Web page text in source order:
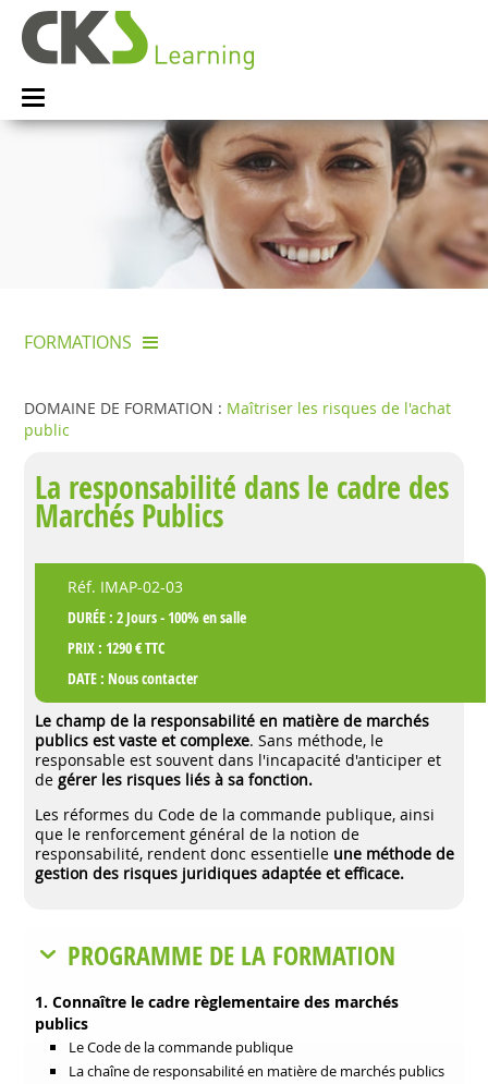
FORMATIONS
DOMAINE DE FORMATION : Maîtriser les risques de l'achat
public
La responsabilité dans le cadre des
Marchés Publics
Réf. IMAP-02-03
DURÉE : 2 Jours - 100% en salle
PRIX : 1290 € TTC
DATE :Nous contacter
Le champ de la responsabilité en matière de marchés
publics est vaste et complexe. Sans méthode, le
responsable est souvent dans l'incapacité d'anticiper et
de gérer les risques liés à sa fonction.
Les réformes du Code de la commande publique, ainsi
que le renforcement général de la notion de
responsabilité, rendent donc essentielle une méthode de
gestion des risques juridiques adaptée et efficace.
PROGRAMME DE LA FORMATION
1. Connaître le cadre règlementaire des marchés
publics
Le Code de la commande publique
La chaîne de responsabilité en matière de marchés publics